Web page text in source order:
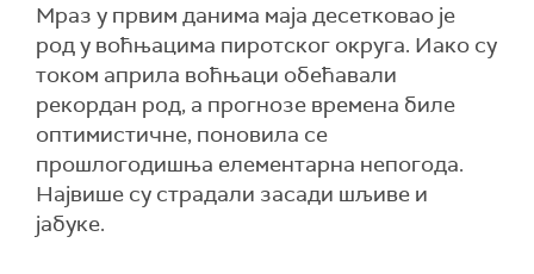
Мраз у првим данима маја десетковао је
род у воћњацима пиротског округа. Иако су
током априла воћњаци обећавали
рекордан род, а прогнозе времена биле
оптимистичне, поновила се
прошлогодишња елементарна непогода.
Највише су страдали засади шљиве и
јабуке.